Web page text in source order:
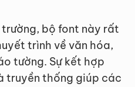
bộ font này rất
trình về văn hóa,
tường. Sự kết hợp
truyền thống giúp các